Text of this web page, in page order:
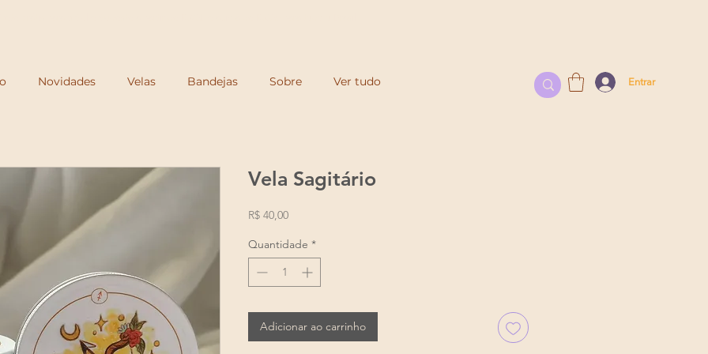
Novidades Velas Bandejas Sobre Ver tudo Entrar
Vela Sagitário
R$ 40,00Preço
Quantidade *
Adicionar ao carrinho